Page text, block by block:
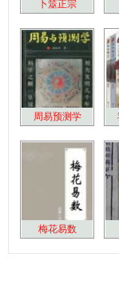
卜筮正宗
周易预测学
梅花易数